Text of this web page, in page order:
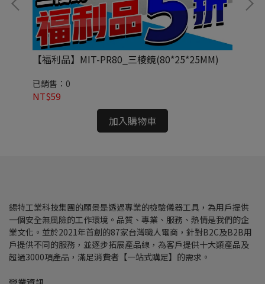
【福利品】MIT-PR80_三棱鏡(80*25*25MM)
已銷售：0
NT$59
加入購物車
錫特工業科技集團的願景是透過專業的檢驗儀器工具，為用戶提供
一個安全無風險的工作環境。品質、專業、服務、熱情是我們的企
業文化。並於2021年首創的87家台灣職人電商，針對B2C及B2B用
戶提供不同的服務，並逐步拓展產品線，為客戶提供十大類產品及
超過3000項產品，滿足消費者【一站式購足】的需求。